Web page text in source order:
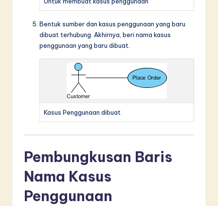
Bentuk sumber dan kasus penggunaan yang baru
dibuat terhubung. Akhirnya, beri nama kasus
penggunaan yang baru dibuat.
Kasus Penggunaan dibuat
Pembungkusan Baris
Nama Kasus
Penggunaan